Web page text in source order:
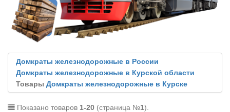
Домкраты железнодорожные в России
Домкраты железнодорожные в Курской области
Товары Домкраты железнодорожные в Курске
Показано товаров 1-20 (страница №1).